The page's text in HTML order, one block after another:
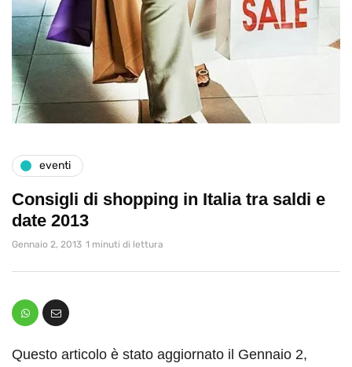
eventi
Consigli di shopping in Italia tra saldi e
date 2013
Gennaio 2, 2013 1 minuti di lettura
Questo articolo è stato aggiornato il Gennaio 2,